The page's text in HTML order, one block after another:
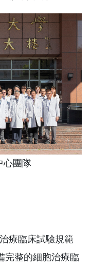
心團隊
療臨床試驗規範
完整的細胞治療臨